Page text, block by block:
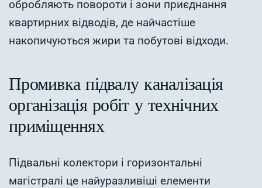
обробляють повороти і зони приєднання
квартирних відводів, де найчастіше
накопичуються жири та побутові відходи.
Промивка підвалу каналізація
організація робіт у технічних
приміщеннях
Підвальні колектори і горизонтальні
магістралі це найуразливіші елементи